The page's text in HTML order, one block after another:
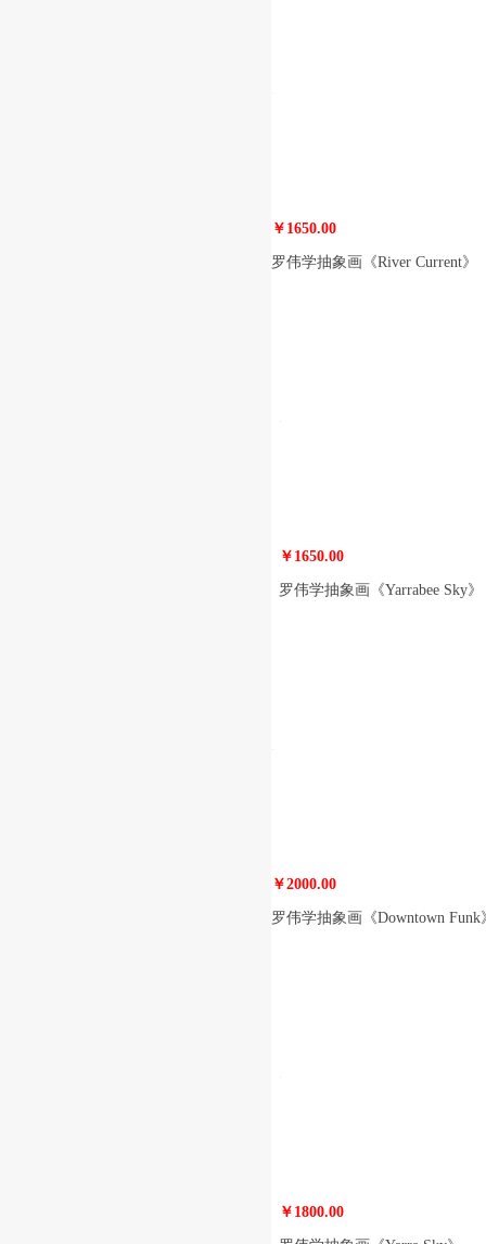
￥1650.00
罗伟学抽象画《River Current》
￥1650.00
罗伟学抽象画《Yarrabee Sky》
￥2000.00
罗伟学抽象画《Downtown Funk
￥1800.00